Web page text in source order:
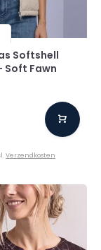
Softshell
Soft Fawn
Verzendkosten